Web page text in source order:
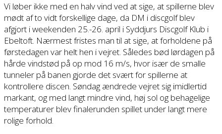
Vi løber ikke med en halv vind ved at sige, at spillerne blev
mødt af to vidt forskellige dage, da DM i discgolf blev
afgjort i weekenden 25.-26. april i Syddjurs Discgolf Klub i
Ebeltoft. Nærmest fristes man til at sige, at forholdene på
førstedagen var helt hen i vejret. Således bød lørdagen på
hårde vindstød på op mod 16 m/s, hvor især de smalle
tunneler på banen gjorde det svært for spillerne at
kontrollere discen. Søndag ændrede vejret sig imidlertid
markant, og med langt mindre vind, høj sol og behagelige
temperaturer blev finalerunden spillet under langt mere
rolige forhold.